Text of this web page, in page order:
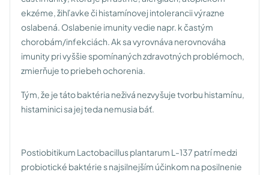
ekzéme, žihľavke či histamínovej intolerancii výrazne
oslabená. Oslabenie imunity vedie napr. k častým
chorobám/infekciách. Ak sa vyrovnáva nerovnováha
imunity pri vyššie spomínaných zdravotných problémoch,
zmierňuje to priebeh ochorenia.
Tým, že je táto baktéria neživá nezvyšuje tvorbu histamínu,
histaminici sa jej teda nemusia báť.
Postiobitikum Lactobacillus plantarum L-137 patrí medzi
probiotické baktérie s najsilnejším účinkom na posilnenie